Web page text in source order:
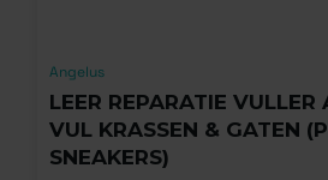
Angelus
LEER REPARATIE VULLER
VUL KRASSEN & GATEN
SNEAKERS)